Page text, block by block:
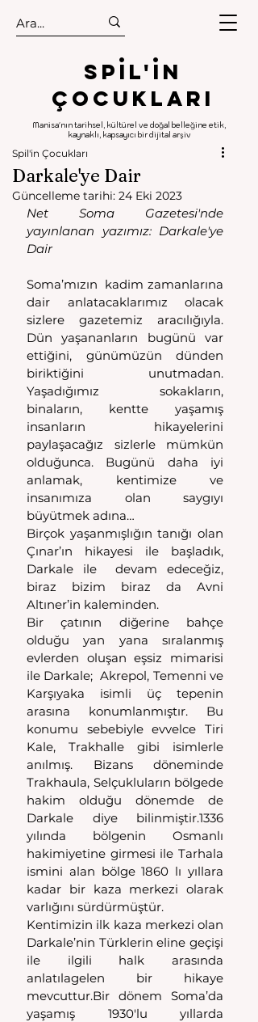
.
.
Spıl'in
Çocukları
Manisa'nın tarihsel, kültürel ve doğal belleğine etik,
kaynaklı, kapsayıcı bir dijital arşiv
Darkale'ye Dair
Spil'in Çocukları
Güncelleme tarihi: 24 Eki 2023
Net Soma Gazetesi'nde
yayınlanan yazımız: Darkale'ye
Dair
Soma’mızın  kadim zamanlarına
dair anlatacaklarımız olacak
sizlere gazetemiz aracılığıyla.
Dün yaşananların bugünü var
ettiğini, günümüzün dünden
biriktiğini unutmadan.
Yaşadığımız sokakların,
binaların, kentte yaşamış
insanların  hikayelerini
paylaşacağız sizlerle mümkün
olduğunca. Bugünü daha iyi
anlamak, kentimize ve
insanımıza olan saygıyı
büyütmek adına…
Birçok yaşanmışlığın tanığı olan
Çınar’ın hikayesi ile başladık,
Darkale ile  devam edeceğiz,
biraz bizim biraz da Avni
Altıner’in kaleminden.
Bir çatının diğerine bahçe
olduğu yan yana sıralanmış
evlerden oluşan eşsiz mimarisi
ile Darkale;  Akrepol, Temenni ve
Karşıyaka isimli üç tepenin
arasına konumlanmıştır. Bu
konumu sebebiyle evvelce Tiri
Kale, Trakhalle gibi isimlerle
anılmış. Bizans döneminde
Trakhaula, Selçukluların bölgede
hakim olduğu dönemde de
Darkale diye bilinmiştir.1336
yılında bölgenin Osmanlı
hakimiyetine girmesi ile Tarhala
ismini alan bölge 1860 lı yıllara
kadar bir kaza merkezi olarak
varlığını sürdürmüştür.
Kentimizin ilk kaza merkezi olan
Darkale’nin Türklerin eline geçişi
ile ilgili halk arasında
anlatılagelen bir hikaye
mevcuttur.Bir dönem Soma’da
yaşamış 1930'lu yıllarda